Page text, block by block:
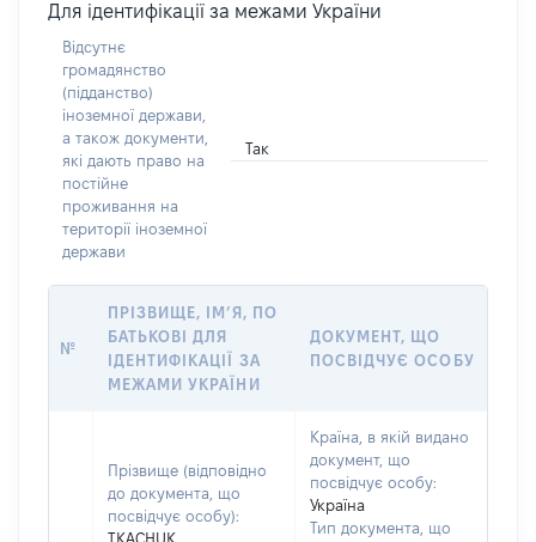
Для ідентифікації за межами України
Відсутнє
громадянство
(підданство)
іноземної держави,
а також документи,
які дають право на
постійне
проживання на
території іноземної
держави
Так
№
ПРІЗВИЩЕ, ІМ’Я, ПО
БАТЬКОВІ ДЛЯ
ІДЕНТИФІКАЦІЇ ЗА
МЕЖАМИ УКРАЇНИ
ДОКУМЕНТ, ЩО
ПОСВІДЧУЄ ОСОБУ
Прізвище (відповідно
до документа, що
посвідчує особу):
TKACHUK
Країна, в якій видано
документ, що
посвідчує особу:
Україна
Тип документа, що